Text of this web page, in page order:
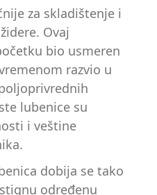
za skladištenje i
Ovaj
bio usmeren
razvio u
lubenice su
i veštine
dobija se tako
određenu